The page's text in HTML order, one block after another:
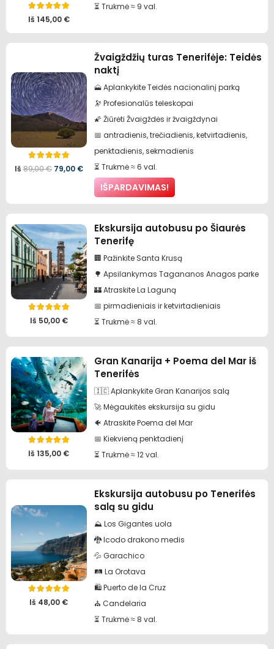
Įvertinimas:
Iš 145,00 €
⏳ Trukmė ≈ 9 val.
Įvertinimas: 5.00iš 5
Iš 89,00€ Pradinė
89,00 €.
79,00 €Dabartinė
kaina
79,00 €.
Žvaigždžių turas Tenerifėje: Teidės
naktį
🗻 Aplankykite Teidės nacionalinį parką
🔭 Profesionalūs teleskopai
🌠 Žiūrėti Žvaigždės ir žvaigždynai
📅 antradienis, trečiadienis, ketvirtadienis,
penktadienis, sekmadienis
⏳ Trukmė ≈ 6 val.
IŠPARDAVIMAS!
Įvertinimas: 5.00
Iš 50,00 €
Ekskursija autobusu po Šiaurės
Tenerifę
🏢 Pažinkite Santa Krusą
🌳 Apsilankymas Tagananos Anagos parke
🏰 Atraskite La Laguną
📅 pirmadieniais ir ketvirtadieniais
⏳ Trukmė ≈ 8 val.
Įvertinimas: 5.00
Iš135,00 €
Gran Kanarija + Poema del Mar iš
Tenerifės
🇮🇨 Aplankykite Gran Kanarijos salą
🚀 Mėgaukitės ekskursija su gidu
🐠 Atraskite Poema del Mar
📅 Kiekvieną penktadienį
⏳ Trukmė ≈ 12 val.
Įvertinimas:
Iš 48,00 €
Ekskursija autobusu po Tenerifės
salą su gidu
⛰️ Los Gigantes uola
🐉 Icodo drakono medis
💦 Garachico
🛤️ La Orotava
🛍️ Puerto de la Cruz
⛪️ Candelaria
⏳ Trukmė ≈ 8 val.